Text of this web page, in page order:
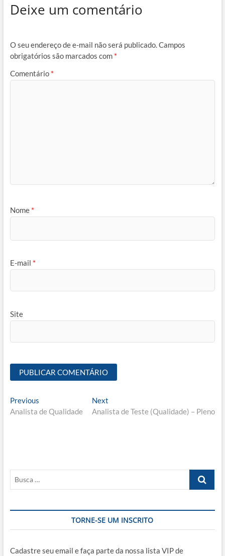
Deixe um comentário
O seu endereço de e-mail não será publicado.Campos
obrigatórios são marcados com *
Comentário *
Nome *
E-mail *
Site
Navegação
de
PreviousPrevious
post:
Analista de Qualidade
Next
post:
Analista de Teste (Qualidade) – Pleno
Busca
TORNE-SE UM INSCRITO
Cadastre seu email e faça parte da nossa lista VIP de